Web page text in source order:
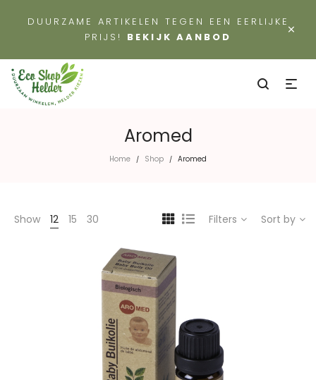
×
DUURZAME ARTIKELEN TEGEN EEN EERLIJKE
PRIJS! BEKIJK AANBOD
Aromed
Home / Shop / Aromed
Show 12 15 30 Filters Sort by